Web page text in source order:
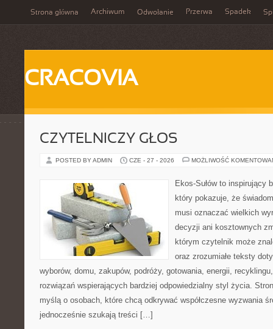
Strona główna Archiwum Odwołanie Przerwa Spadek
CRACOVIA
CZYTELNICZY GŁOS
POSTED BY ADMIN CZE - 27 - 2026 MOŻLIWOŚĆ
Ekos-Sułów to inspirujący
który pokazuje, że
musi oznaczać wielkich
decyzji ani kosztownych
którym czytelnik może
oraz zrozumiałe teksty
wyborów, domu, zakupów, podróży, gotowania, energii,
rozwiązań wspierających bardziej odpowiedzialny styl życia.
myślą o osobach, które chcą odkrywać współczesne wyzwania
jednocześnie szukają treści […]